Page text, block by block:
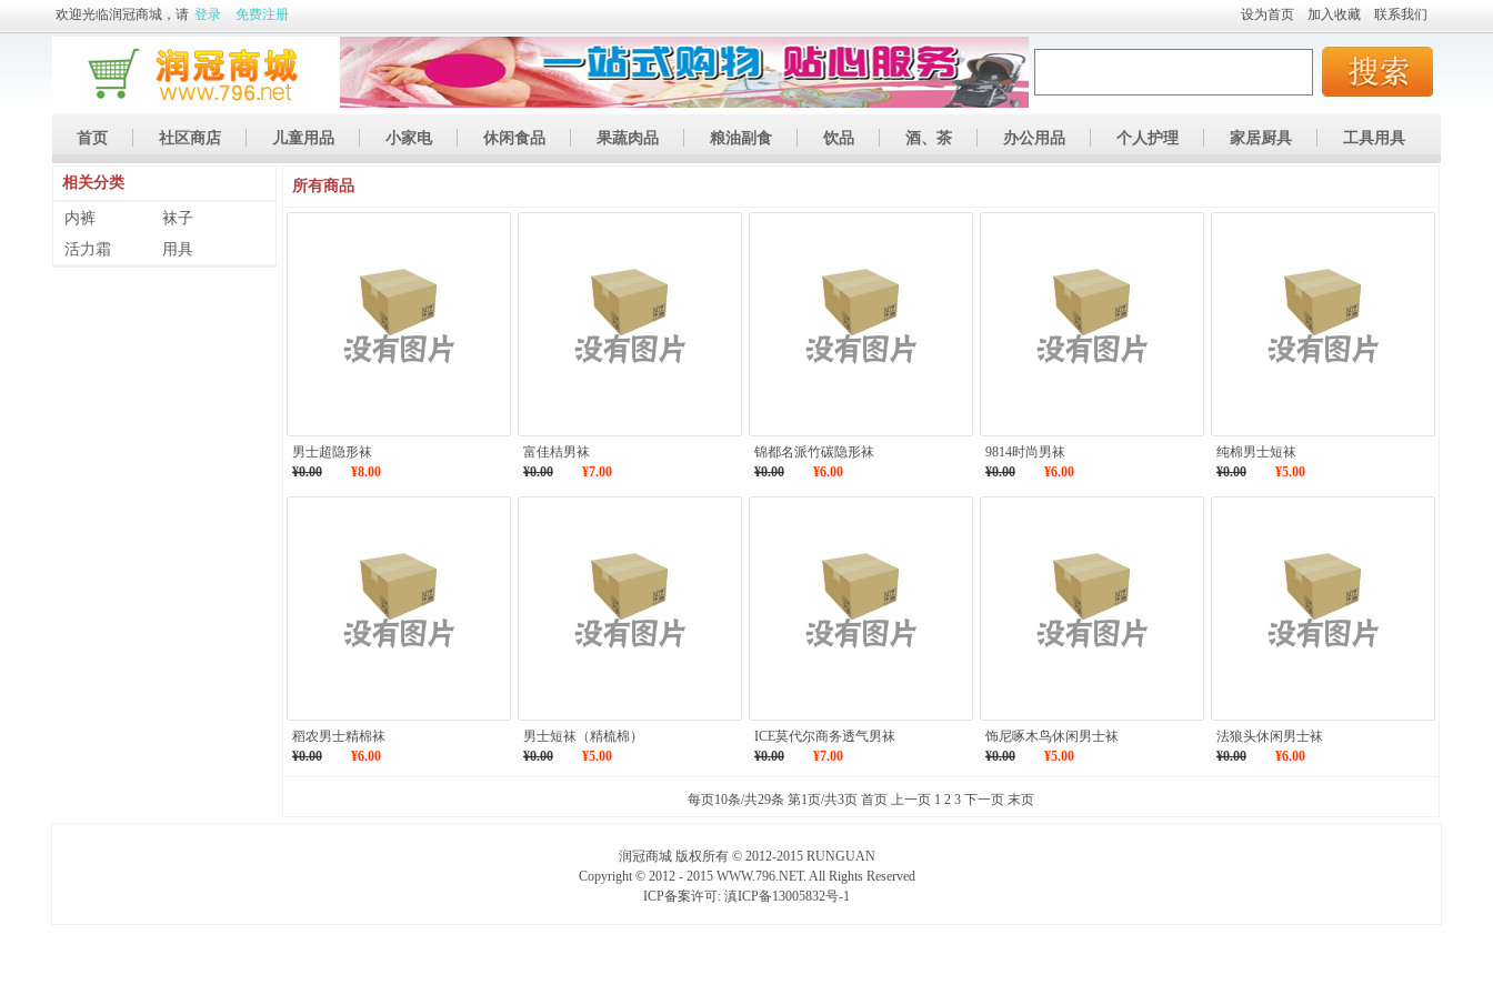
欢迎光临润冠商城，请 登录 免费注册 设为首页 加入收藏 联系我们
首页 社区商店 儿童用品 小家电 休闲食品 果蔬肉品 粮油副食 饮品 酒、茶 办公用品 个人护理 家居厨具 工具用具
休闲娱乐 土特产
相关分类
内裤
袜子
活力霜
用具
所有商品
男士超隐形袜
¥0.00
¥8.00
富佳桔男袜
¥0.00
¥7.00
锦都名派竹碳隐形袜
¥0.00
¥6.00
9814时尚男袜
¥0.00
¥6.00
纯棉男士短袜
¥0.00
¥5.00
稻农男士精棉袜
¥0.00
¥6.00
男士短袜（精梳棉）
¥0.00
¥5.00
ICE莫代尔商务透气男袜
¥0.00
¥7.00
饰尼啄木鸟休闲男士袜
¥0.00
¥5.00
法狼头休闲男士袜
¥0.00
¥6.00
每页10条/共29条 第1页/共3页 首页 上一页 1 2 3 下一页 末页
润冠商城 版权所有 © 2012-2015 RUNGUAN
Copyright © 2012 - 2015 WWW.796.NET. All Rights Reserved
ICP备案许可: 滇ICP备13005832号-1